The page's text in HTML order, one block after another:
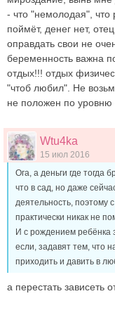
- что "немолодая", что
поймёт, денег нет,
оправдать свои не
беременность важна
отдых!!! отдых
"чтоб любил". Не
не положен по уровню
Wtu4ka
15 июл 2016
Ога, а деньги где тогда
что в сад, но даже
деятельность, поэтому
практически никак не
И с рождением ребёнка
если, задавят тем, что
приходить и давить в
а перестать зависеть